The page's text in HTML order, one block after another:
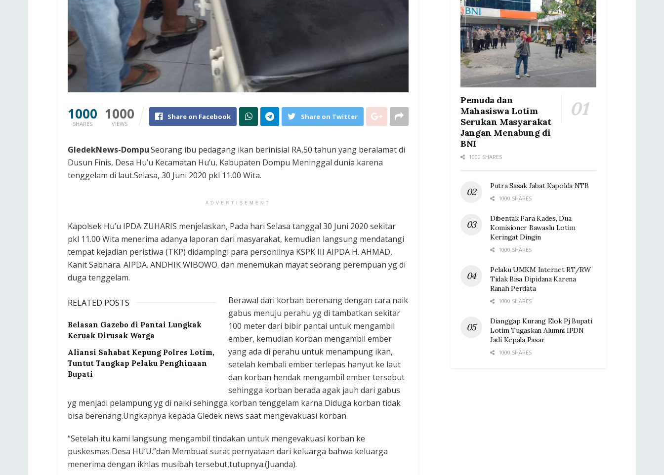
1000
SHARES
1000
VIEWS
Share on Facebook Share on Twitter
GledekNews-Dompu.Seorang ibu pedagang ikan berinisial RA,50 tahun yang beralamat di
Dusun Finis, Desa Hu’u Kecamatan Hu’u, Kabupaten Dompu Meninggal dunia karena
tenggelam di laut.Selasa, 30 Juni 2020 pkl 11.00 Wita.
ADVERTISEMENT
Kapolsek Hu’u IPDA ZUHARIS menjelaskan, Pada hari Selasa tanggal 30 Juni 2020 sekitar
pkl 11.00 Wita menerima adanya laporan dari masyarakat, kemudian langsung mendatangi
tempat kejadian peristiwa (TKP) didampingi para personilnya KSPK III AIPDA H. AHMAD,
Kanit Sabhara. AIPDA. ANDHIK WIBOWO. dan menemukan mayat seorang perempuan yg di
duga tenggelam.
RELATED POSTS
Belasan Gazebo di Pantai Lungkak
Keruak Dirusak Warga
Aliansi Sahabat Kepung Polres Lotim,
Tuntut Tangkap Pelaku Penghinaan
Bupati
Berawal dari korban berenang dengan cara naik
gabus menuju perahu yg di tambatkan sekitar
100 meter dari bibir pantai untuk mengambil
ember, kemudian korban mengambil ember
yang ada di perahu untuk menampung ikan,
setelah kembali ember terlepas hanyut ke laut
dan korban hendak mengambil ember tersebut
sehingga korban berada agak jauh dari gabus
yg menjadi pelampung yg di naiki sehingga korban tenggelam karna Diduga korban tidak
bisa berenang.Ungkapnya kepada Gledek news saat mengevakuasi korban.
“Setelah itu kami langsung mengambil tindakan untuk mengevakuasi korban ke
puskesmas Desa HU’U.”dan Membuat surat pernyataan dari keluarga bahwa keluarga
menerima dengan ikhlas musibah tersebut,tutupnya.(Juanda).
Pemuda dan
Mahasiswa Lotim
Serukan Masyarakat
Jangan Menabung di
BNI
1000 SHARES
Putra Sasak Jabat Kapolda NTB
1000 SHARES
Dibentak Para Kades, Dua
Komisioner Bawaslu Lotim
Keringat Dingin ‎
1000 SHARES
Pelaku UMKM Internet RT/RW
Tidak Bisa Dipidana Karena
Ranah Perdata
1000 SHARES
Dianggap Kurang Elok Pj Bupati
Lotim Tugaskan Alumni IPDN
Jadi Kepala Pasar‎
1000 SHARES